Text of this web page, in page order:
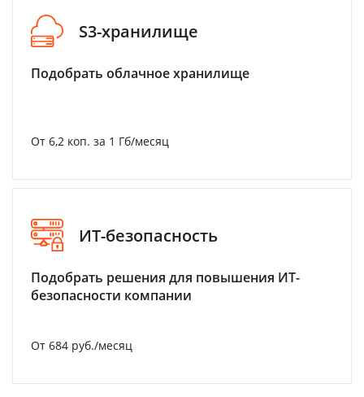
S3-хранилище
Подобрать облачное хранилище
От 6,2 коп. за 1 Гб/месяц
ИТ-безопасность
Подобрать решения для повышения ИТ-
безопасности компании
От 684 руб./месяц